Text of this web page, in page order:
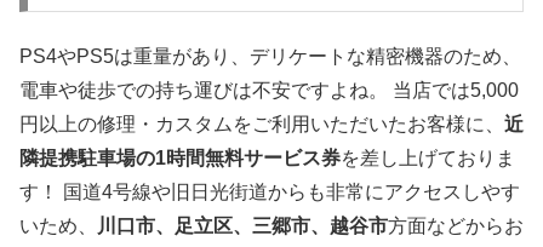
PS4やPS5は重量があり、デリケートな精密機器のため、
電車や徒歩での持ち運びは不安ですよね。 当店では5,000
円以上の修理・カスタムをご利用いただいたお客様に、 近
隣提携駐車場の1時間無料サービス券を差し上げておりま
す！ 国道4号線や旧日光街道からも非常にアクセスしやす
いため、
川口市、足立区、三郷市、越谷市方面などからお